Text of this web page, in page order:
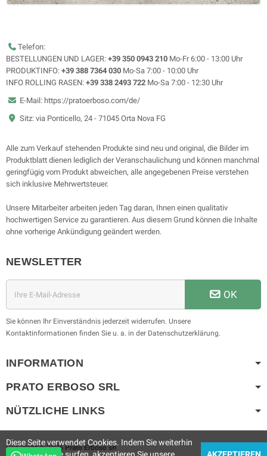
Telefon:
BESTELLUNGEN UND LAGER: +39 350 0943 210 Mo-Fr 6:00 - 13:00 Uhr
PRODUKTINFO: +39 388 7364 030 Mo-Sa 7:00 - 10:00 Uhr
INFO ROLLING RASEN: +39 338 2493 722 Mo-Sa 7:00 - 12:30 Uhr
E-Mail: https://pratoerboso.com/de/
Sitz: via Ponticello, 24 - 71045 Orta Nova FG
Alle zum Verkauf stehenden Produkte sind neu und original, die Bilder im
Produktblatt dienen lediglich der Veranschaulichung und können manchmal
geringfügig vom Produkt abweichen, alle angegebenen Preise verstehen
sich inklusive Mehrwertsteuer.
Unsere Mitarbeiter arbeiten jeden Tag daran, Ihnen einen qualitativ
hochwertigen Service zu garantieren. Aus diesem Grund können die Inhalte
ohne vorherige Ankündigung geändert werden.
NEWSLETTER
OK
Sie können Ihr Einverständnis jederzeit widerrufen. Unsere
Kontaktinformationen finden Sie u. a. in der Datenschutzerklärung.
INFORMATION
PRATO ERBOSO SRL
NÜTZLICHE LINKS
Copyright © 2025 Prato Erbososrl
Diese Seite verwendet Cookies. Indem Sie weiterhin